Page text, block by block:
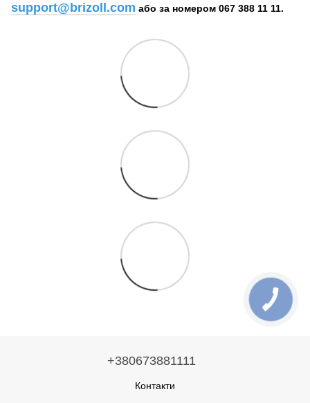
support@brizoll.com або за номером 067 388 11 11.
+380673881111
Контакти